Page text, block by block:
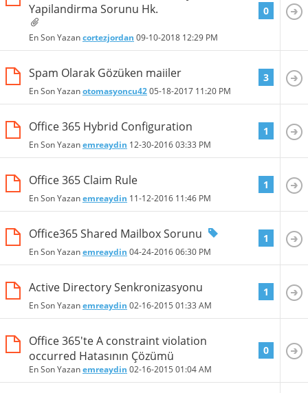
Yapilandirma Sorunu Hk.
En Son Yazancortezjordan 09-10-2018 12:29 PM
0
Spam Olarak Gözüken maiiler
En Son Yazanotomasyoncu4205-18-2017 11:20 PM
3
Office 365 Hybrid Configuration
En Son Yazanemreaydin 12-30-201603:33 PM
1
Office 365 Claim Rule
En Son Yazanemreaydin 11-12-2016 11:46 PM
1
Office365 Shared Mailbox Sorunu
En Son Yazanemreaydin 04-24-201606:30 PM
1
Active Directory Senkronizasyonu
En Son Yazanemreaydin 02-16-2015 01:33 AM
1
Office 365'te A constraint violation
occurred Hatasının Çözümü
En Son Yazanemreaydin 02-16-2015 01:04 AM
0